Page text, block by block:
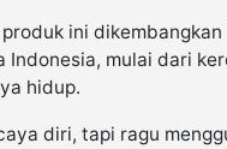
ini
Indonesia, mulai dari
hidup.
diri, tapi ragu